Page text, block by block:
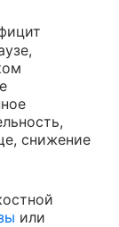
снижение
или